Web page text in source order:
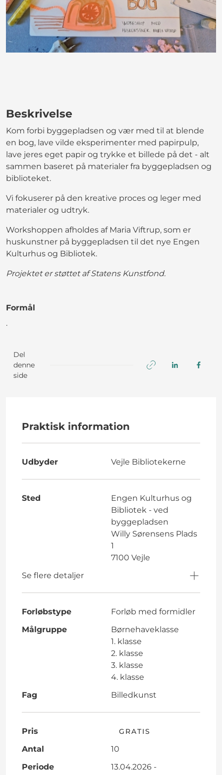
Beskrivelse
Kom forbi byggepladsen og vær med til at blende
en bog, lave vilde eksperimenter med papirpulp,
lave jeres eget papir og trykke et billede på det - alt
sammen baseret på materialer fra byggepladsen og
biblioteket.
Vi fokuserer på den kreative proces og leger med
materialer og udtryk.
Workshoppen afholdes af Maria Viftrup, som er
huskunstner på byggepladsen til det nye Engen
Kulturhus og Bibliotek.
Projektet er støttet af Statens Kunstfond.
Formål
.
Del
denne
side
Praktisk information
Udbyder Vejle Bibliotekerne
Sted
Engen Kulturhus og
Bibliotek - ved
byggepladsen
Willy Sørensens Plads
1
7100 Vejle
Se flere detaljer
Forløbstype
Forløb med formidler
Målgruppe
Børnehaveklasse
1. klasse
2. klasse
3. klasse
4. klasse
Fag
Billedkunst
Pris GRATIS
Antal
10
Periode
13.04.2026 -